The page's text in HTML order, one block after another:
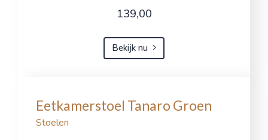
139,00
Bekijk nu
Eetkamerstoel Tanaro Groen
Stoelen